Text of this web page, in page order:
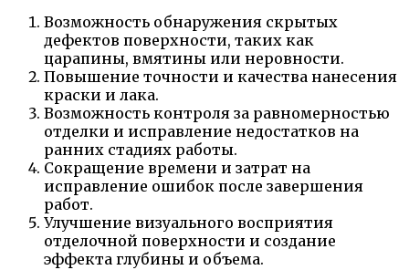
Возможность обнаружения скрытых
дефектов поверхности, таких как
царапины, вмятины или неровности.
Повышение точности и качества нанесения
краски и лака.
Возможность контроля за равномерностью
отделки и исправление недостатков на
ранних стадиях работы.
Сокращение времени и затрат на
исправление ошибок после завершения
работ.
Улучшение визуального восприятия
отделочной поверхности и создание
эффекта глубины и объема.